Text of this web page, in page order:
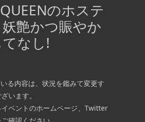
のホステ
艶かつ賑やか
なし!
る内容は、状況を鑑みて変更す
います。
ベントのホームページ、Twitter